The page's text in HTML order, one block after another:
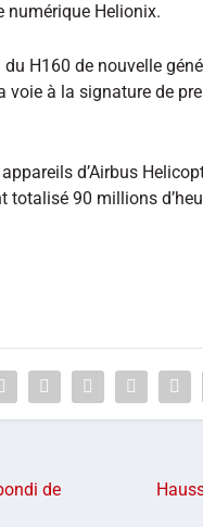
numérique Helionix.
du H160 de nouvelle
voie à la signature de
d’Airbus
totalisé 90 millions
de